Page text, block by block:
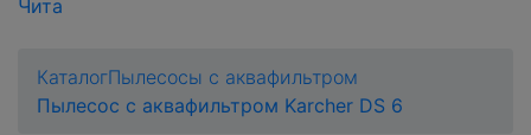
Чита
КаталогПылесосы с аквафильтром
Пылесос с аквафильтром Karcher DS 6